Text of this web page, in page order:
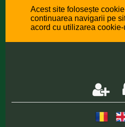
Acest site folosește
continuarea navigarii pe
acord cu utilizarea cookie-